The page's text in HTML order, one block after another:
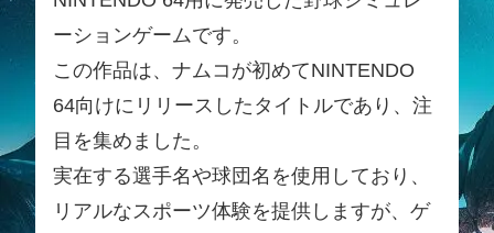
ーションゲームです。
この作品は、ナムコが初めてNINTENDO
64向けにリリースしたタイトルであり、注
目を集めました。
実在する選手名や球団名を使用しており、
リアルなスポーツ体験を提供しますが、ゲ